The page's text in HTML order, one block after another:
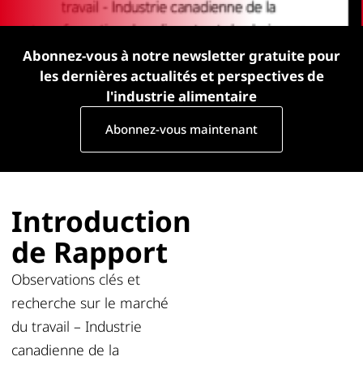
Abonnez-vous à notre newsletter gratuite pour
les dernières actualités et perspectives de
l'industrie alimentaire
Abonnez-vous maintenant
Introduction
de Rapport
Observations clés et
recherche sur le marché
du travail – Industrie
canadienne de la